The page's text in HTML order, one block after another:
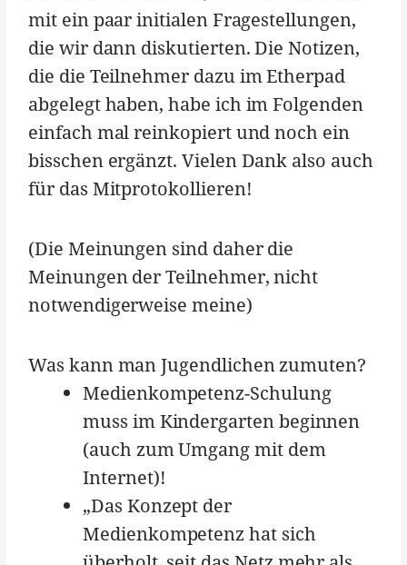
mit ein paar initialen Fragestellungen,
die wir dann diskutierten. Die Notizen,
die die Teilnehmer dazu im Etherpad
abgelegt haben, habe ich im Folgenden
einfach mal reinkopiert und noch ein
bisschen ergänzt. Vielen Dank also auch
für das Mitprotokollieren!
(Die Meinungen sind daher die
Meinungen der Teilnehmer, nicht
notwendigerweise meine)
Was kann man Jugendlichen zumuten?
Medienkompetenz-Schulung
muss im Kindergarten beginnen
(auch zum Umgang mit dem
Internet)!
„Das Konzept der
Medienkompetenz hat sich